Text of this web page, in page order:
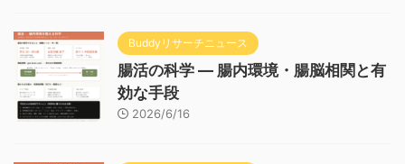
Buddyリサーチニュース
腸活の科学 — 腸内環境・腸脳相関と有
効な手段
2026/6/16